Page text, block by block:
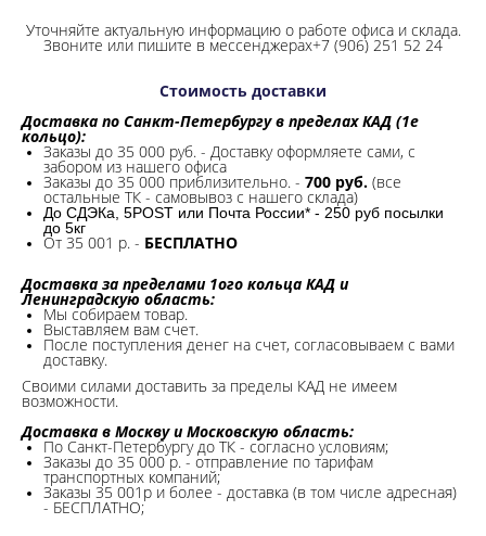
Уточняйте актуальную информацию о работе офиса и склада.
Звоните или пишите в мессенджерах+7 (906) 251 52 24
Стоимость доставки
Доставка по Санкт-Петербургу в пределах КАД (1е
кольцо):
Заказы до 35 000 руб. - Доставку оформляете сами, с
забором из нашего офиса
Заказы до 35 000 приблизительно. - 700 руб. (все
остальные ТК - самовывоз с нашего склада)
До СДЭКа, 5POST или Почта России* - 250 руб посылки
до 5кг
От 35 001 р. - БЕСПЛАТНО
Доставка за пределами 1ого кольца КАД и
Ленинградскую область:
Мы собираем товар.
Выставляем вам счет.
После поступления денег на счет, согласовываем с вами
доставку.
Своими силами доставить за пределы КАД не имеем
возможности.​
Доставка в Москву и Московскую область:
По Санкт-Петербургу до ТК - согласно условиям;
Заказы до 35 000 р. - отправление по тарифам
транспортных компаний;
Заказы 35 001р и более - доставка (в том числе адресная)
- БЕСПЛАТНО;